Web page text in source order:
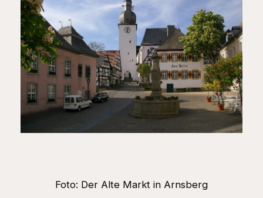
Foto: Der Alte Markt in Arnsberg